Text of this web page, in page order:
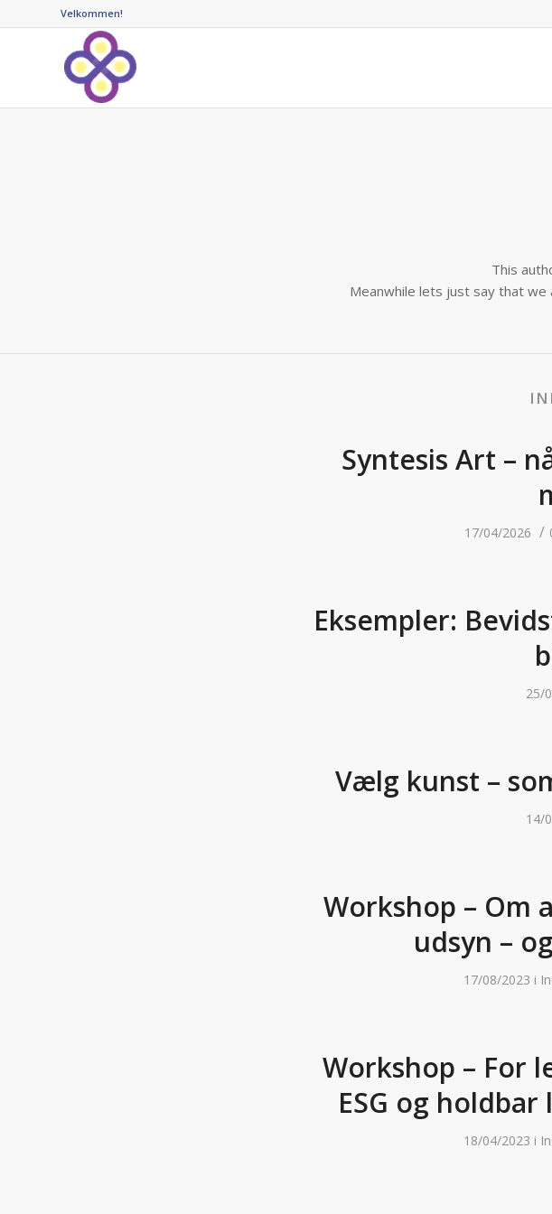
Velkommen!
This
Meanwhile lets just say that we
Syntesis Art –
17/04/2026 /
Eksempler:
25/
Vælg kunst –
14/
Workshop – Om
udsyn –
17/08/2023 i
Workshop – For
ESG og
18/04/2023 i